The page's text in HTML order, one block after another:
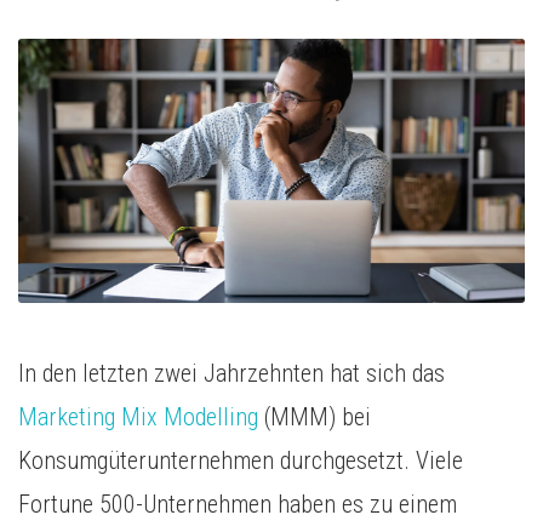
Media Inhousing
TV-Attribution
In den letzten zwei Jahrzehnten hat sich das
Marketing Mix Modelling (MMM) bei
Konsumgüterunternehmen durchgesetzt. Viele
Fortune 500-Unternehmen haben es zu einem